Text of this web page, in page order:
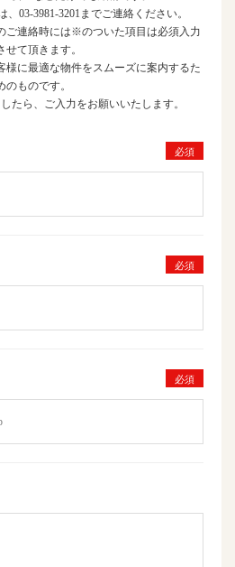
03-3981-3201までご連絡ください。
ご連絡時には※のついた項目は必須入力
せて頂きます。
様に最適な物件をスムーズに案内するた
のものです。
たら、ご入力をお願いいたします。
必須
必須
必須